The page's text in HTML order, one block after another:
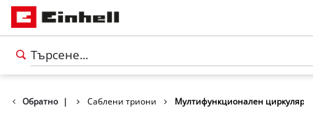
Обратно |
Триони Саблени триони Мултифункционален циркуляр